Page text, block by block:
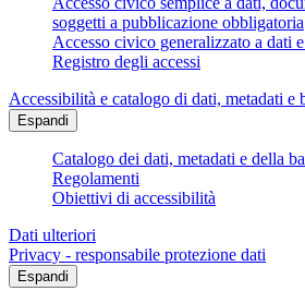
soggetti a pubblicazione obbligatoria
Accesso civico generalizzato a dati
Registro degli accessi
Accessibilità e catalogo di dati, metadati e
Espandi
Catalogo dei dati, metadati e della
Regolamenti
Obiettivi di accessibilità
Dati ulteriori
Privacy - responsabile protezione dati
Espandi